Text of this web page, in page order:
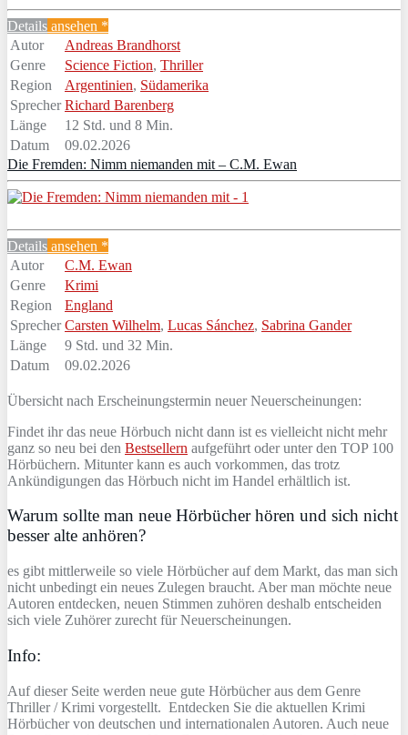
Details ansehen *
Autor
Andreas Brandhorst
Genre
Science Fiction, Thriller
Region
Argentinien, Südamerika
Sprecher Richard Barenberg
Länge
12 Std. und 8 Min.
Datum
09.02.2026
Die Fremden: Nimm niemanden mit – C.M. Ewan
Details ansehen *
Autor
C.M. Ewan
Genre
Krimi
Region
England
Sprecher Carsten Wilhelm, Lucas Sánchez, Sabrina Gander
Länge
9 Std. und 32 Min.
Datum
09.02.2026
Übersicht nach Erscheinungstermin neuer Neuerscheinungen:
Findet ihr das neue Hörbuch nicht dann ist es vielleicht nicht mehr
ganz so neu bei den Bestsellern aufgeführt oder unter den TOP 100
Hörbüchern. Mitunter kann es auch vorkommen, das trotz
Ankündigungen das Hörbuch nicht im Handel erhältlich ist.
Warum sollte man neue Hörbücher hören und sich nicht
besser alte anhören?
es gibt mittlerweile so viele Hörbücher auf dem Markt, das man sich
nicht unbedingt ein neues Zulegen braucht. Aber man möchte neue
Autoren entdecken, neuen Stimmen zuhören deshalb entscheiden
sich viele Zuhörer zurecht für Neuerscheinungen.
Info:
Auf dieser Seite werden neue gute Hörbücher aus dem Genre
Thriller / Krimi vorgestellt. Entdecken Sie die aktuellen Krimi
Hörbücher von deutschen und internationalen Autoren. Auch neue